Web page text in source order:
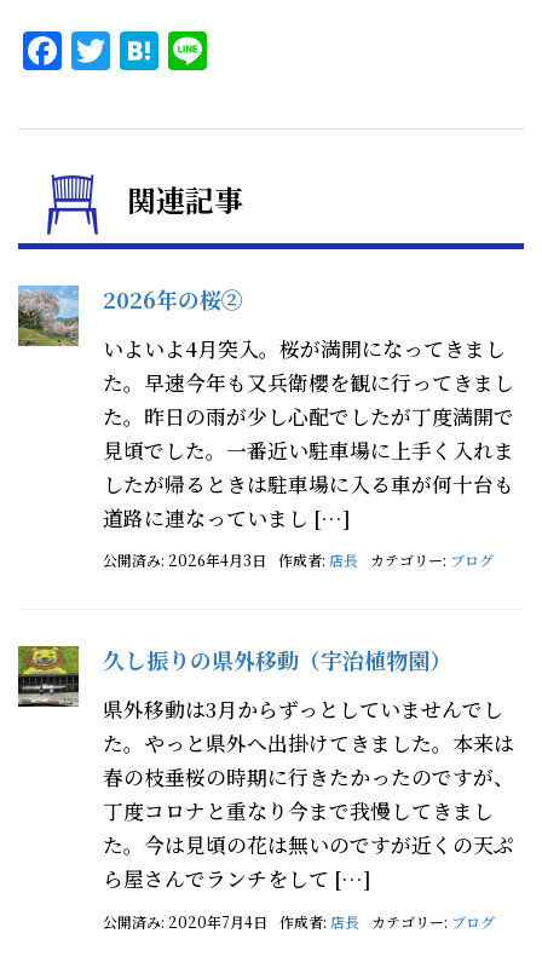
Facebook
TwitterHatena
関連記事
2026年の桜②
いよいよ4月突入。桜が満開になってきまし
た。早速今年も又兵衛櫻を観に行ってきまし
た。昨日の雨が少し心配でしたが丁度満開で
見頃でした。一番近い駐車場に上手く入れま
したが帰るときは駐車場に入る車が何十台も
道路に連なっていまし […]
公開済み: 2026年4月3日 作成者: 店長 カテゴリー: ブログ
久し振りの県外移動（宇治植物園）
県外移動は3月からずっとしていませんでし
た。やっと県外へ出掛けてきました。本来は
春の枝垂桜の時期に行きたかったのですが、
丁度コロナと重なり今まで我慢してきまし
た。今は見頃の花は無いのですが近くの天ぷ
ら屋さんでランチをして […]
公開済み: 2020年7月4日 作成者: 店長 カテゴリー: ブログ